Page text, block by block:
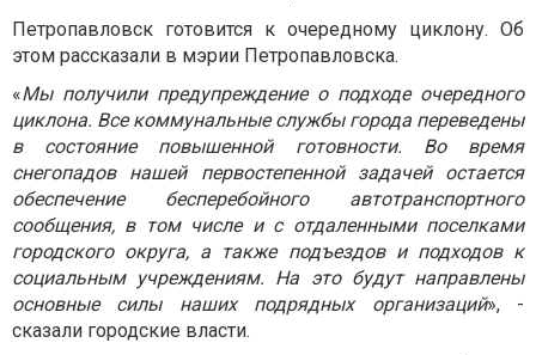
Петропавловск готовится к очередному циклону. Об
этом рассказали в мэрии Петропавловска.
«Мы получили предупреждение о подходе очередного
циклона. Все коммунальные службы города переведены
в состояние повышенной готовности. Во время
снегопадов нашей первостепенной задачей остается
обеспечение бесперебойного автотранспортного
сообщения, в том числе и с отдаленными поселками
городского округа, а также подъездов и подходов к
социальным учреждениям. На это будут направлены
основные силы наших подрядных организаций», -
сказали городские власти.